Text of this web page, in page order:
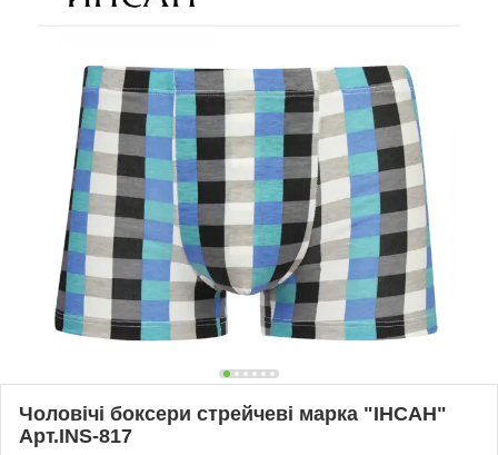
Чоловічі боксери стрейчеві марка "ІНСАН"
Арт.INS-817